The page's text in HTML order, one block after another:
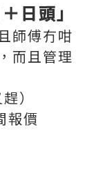
日頭」
師傅冇咁
而且管理
）
報價